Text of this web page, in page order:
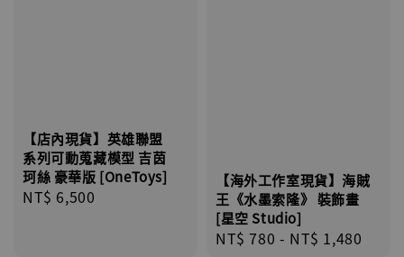
【店內現貨】英雄聯盟
系列可動蒐藏模型 吉茵
珂絲 豪華版 [OneToys]
Regular
NT$ 6,500
【海外工作室現貨】海賊
王《水墨索隆》 裝飾畫
[星空 Studio]
Regular
NT$ 780 - NT$ 1,480